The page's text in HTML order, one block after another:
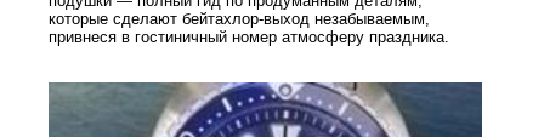
которые сделают бейтахлор-выход незабываемым,
привнеся в гостиничный номер атмосферу праздника.